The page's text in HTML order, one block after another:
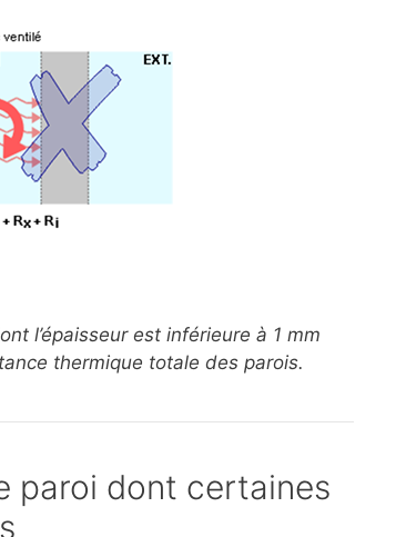
l’épaisseur est inférieure à 1 mm
thermique totale des parois.
paroi dont certaines